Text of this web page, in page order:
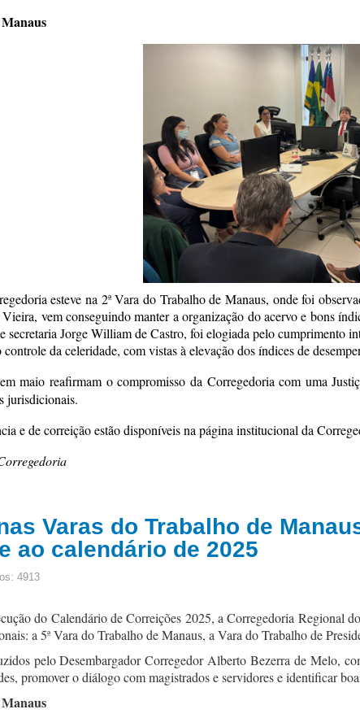
esteve na 2ª Vara do Trabalho de Manaus, onde foi
vem conseguindo manter a organização do acervo e bons
secretaria Jorge William de Castro, foi elogiada pelo cumprimento
da celeridade, com vistas à elevação dos índices de
maio reafirmam o compromisso da Corregedoria com uma
jurisdicionais.
e de correição estão disponíveis na página institucional da
Varas do Trabalho de
ao calendário de 2025
4913
do Calendário de Correições 2025, a Corregedoria
a 5ª Vara do Trabalho de Manaus, a Vara do Trabalho de
pelo Desembargador Corregedor Alberto Bezerra de Melo,
promover o diálogo com magistrados e servidores e identificar